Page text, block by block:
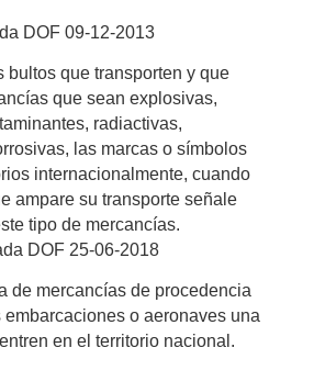
DOF 09-12-2013
bultos que transporten y que
que sean explosivas,
radiactivas,
las marcas o símbolos
internacionalmente, cuando
ampare su transporte señale
tipo de mercancías.
DOF 25-06-2018
de mercancías de procedencia
o aeronaves una
en el territorio nacional.